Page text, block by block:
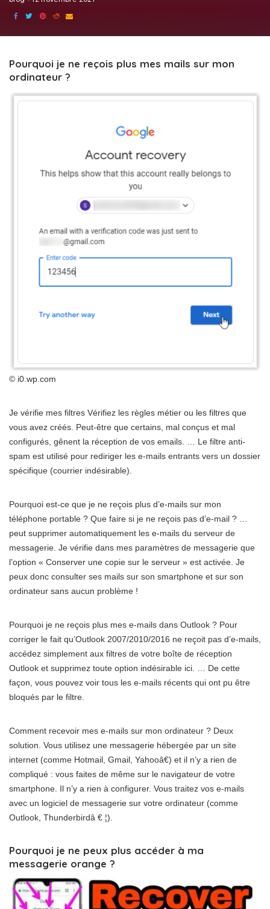
Pourquoi je ne reçois plus mes mails sur mon
ordinateur ?
© i0.wp.com
Je vérifie mes filtres Vérifiez les règles métier ou les filtres que
vous avez créés. Peut-être que certains, mal conçus et mal
configurés, gênent la réception de vos emails. … Le filtre anti-
spam est utilisé pour rediriger les e-mails entrants vers un dossier
spécifique (courrier indésirable).
Pourquoi est-ce que je ne reçois plus d’e-mails sur mon
téléphone portable ? Que faire si je ne reçois pas d’e-mail ? …
peut supprimer automatiquement les e-mails du serveur de
messagerie. Je vérifie dans mes paramètres de messagerie que
l’option « Conserver une copie sur le serveur » est activée. Je
peux donc consulter ses mails sur son smartphone et sur son
ordinateur sans aucun problème !
Pourquoi je ne reçois plus mes e-mails dans Outlook ? Pour
corriger le fait qu’Outlook 2007/2010/2016 ne reçoit pas d’e-mails,
accédez simplement aux filtres de votre boîte de réception
Outlook et supprimez toute option indésirable ici. … De cette
façon, vous pouvez voir tous les e-mails récents qui ont pu être
bloqués par le filtre.
Comment recevoir mes e-mails sur mon ordinateur ? Deux
solution. Vous utilisez une messagerie hébergée par un site
internet (comme Hotmail, Gmail, Yahooâ€) et il n’y a rien de
compliqué : vous faites de même sur le navigateur de votre
smartphone. Il n’y a rien à configurer. Vous traitez vos e-mails
avec un logiciel de messagerie sur votre ordinateur (comme
Outlook, Thunderbirdâ € ¦).
Pourquoi je ne peux plus accéder à ma
messagerie orange ?